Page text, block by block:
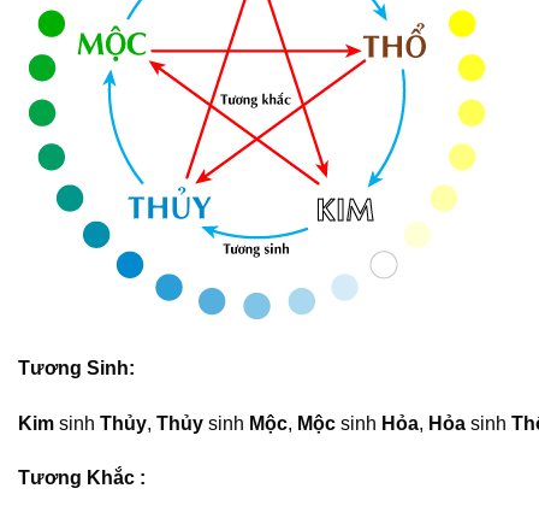
Tương Sinh:
Kim sinh Thủy, Thủy sinh Mộc, Mộc sinh Hỏa, Hỏa sinh
Tương Khắc :